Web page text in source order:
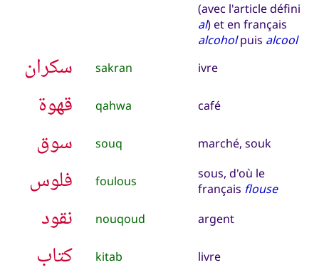
(avec l'article défini
al) et en français
alcoholpuis alcool
سكران sakran ivre
قهوة qahwa café
سوق souq marché, souk
فلوس foulous
sous, d'où le
français flouse
نقود nouqoud argent
كتاب kitab livre